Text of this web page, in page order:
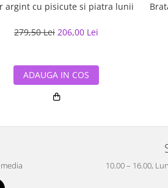
argint cu pisicute si piatra lunii
279,50 Lei 206,00 Lei
ADAUGA IN COS
10.00 – 16.00,